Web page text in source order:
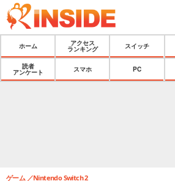
ホーム
アクセス
ランキング
スイッチ
読者
アンケート
スマホ PC
ゲーム Nintendo Switch 2